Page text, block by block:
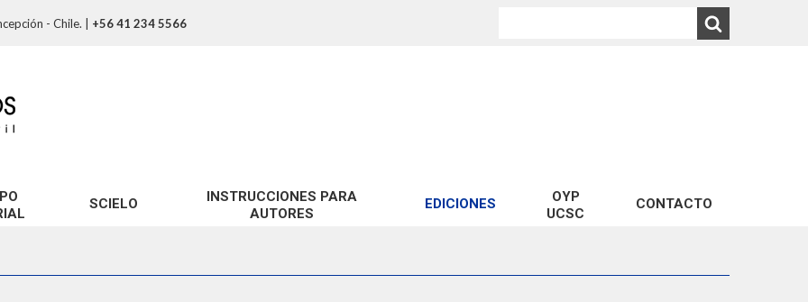
- Chile. | +56 41 234 5566
SCIELO
INSTRUCCIONES PARA
AUTORES
EDICIONES
Año 2022
OYP
UCSC
CONTACTO